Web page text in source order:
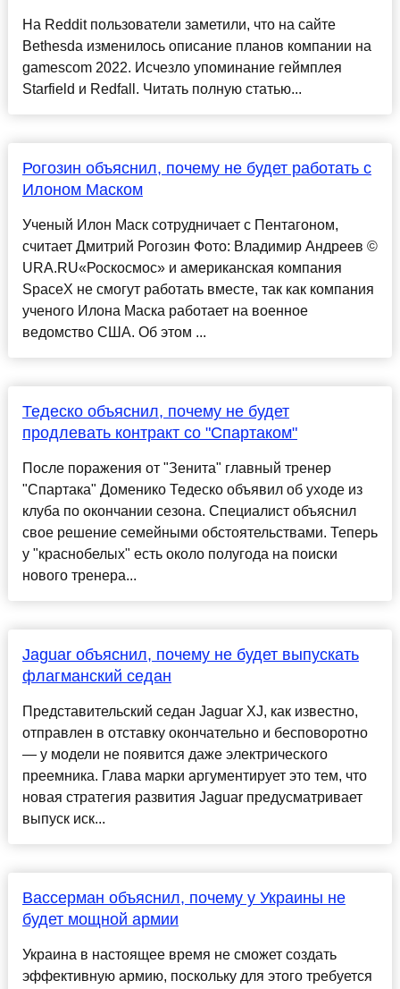
На Reddit пользователи заметили, что на сайте
Bethesda изменилось описание планов компании на
gamescom 2022. Исчезло упоминание геймплея
Starfield и Redfall. Читать полную статью...
Рогозин объяснил, почему не будет работать с
Илоном Маском
Ученый Илон Маск сотрудничает с Пентагоном,
считает Дмитрий Рогозин Фото: Владимир Андреев ©
URA.RU«Роскосмос» и американская компания
SpaceX не смогут работать вместе, так как компания
ученого Илона Маска работает на военное
ведомство США. Об этом ...
Тедеско объяснил, почему не будет
продлевать контракт со "Спартаком"
После поражения от "Зенита" главный тренер
"Спартака" Доменико Тедеско объявил об уходе из
клуба по окончании сезона. Специалист объяснил
свое решение семейными обстоятельствами. Теперь
у "краснобелых" есть около полугода на поиски
нового тренера...
Jaguar объяснил, почему не будет выпускать
флагманский седан
Представительский седан Jaguar XJ, как известно,
отправлен в отставку окончательно и бесповоротно
— у модели не появится даже электрического
преемника. Глава марки аргументирует это тем, что
новая стратегия развития Jaguar предусматривает
выпуск иск...
Вассерман объяснил, почему у Украины не
будет мощной армии
Украина в настоящее время не сможет создать
эффективную армию, поскольку для этого требуется